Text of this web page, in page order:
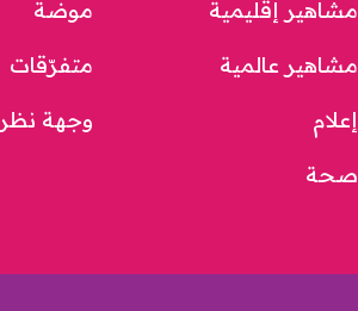
مشاهير إقليمية
مشاهير عالمية
إعلام
صحة
موضة
متفرّقات
وجهة نظر